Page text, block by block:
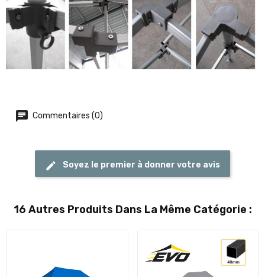
Commentaires (0)
Soyez le premier à donner votre avis
16 Autres Produits Dans La Même Catégorie :